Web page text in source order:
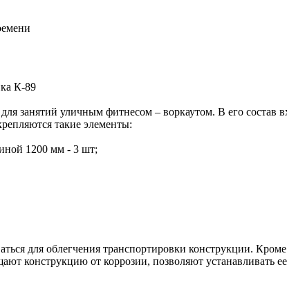
К-89
занятий уличным фитнесом – воркаутом. В его состав
такие элементы:
1200 мм - 3 шт;
для облегчения транспортировки конструкции.
конструкцию от коррозии, позволяют устанавливать